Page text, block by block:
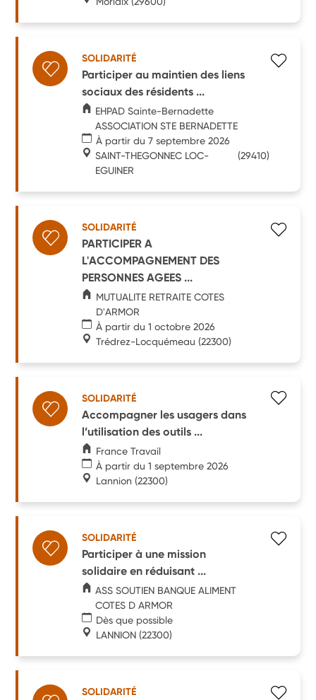
SOLIDARITÉ
Participer au maintien des liens
sociaux des résidents ...
EHPAD Sainte-Bernadette
ASSOCIATION STE BERNADETTE
À partir du 7 septembre 2026
SAINT-THEGONNEC LOC-
EGUINER
(29410)
SOLIDARITÉ
PARTICIPER A
L'ACCOMPAGNEMENT DES
PERSONNES AGEES ...
MUTUALITE RETRAITE COTES
D'ARMOR
À partir du 1 octobre 2026
Trédrez-Locquémeau (22300)
SOLIDARITÉ
Accompagner les usagers dans
l’utilisation des outils ...
France Travail
À partir du 1 septembre 2026
Lannion (22300)
SOLIDARITÉ
Participer à une mission
solidaire en réduisant ...
ASS SOUTIEN BANQUE ALIMENT
COTES D ARMOR
Dès que possible
LANNION (22300)
SOLIDARITÉ